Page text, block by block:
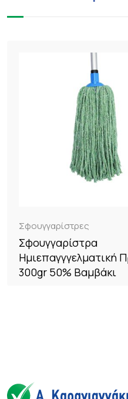
Σφουγγαρίστρες
Σφουγγαρίστρα
Ημιεπαγγγελματική
300gr 50% Βαμβάκι